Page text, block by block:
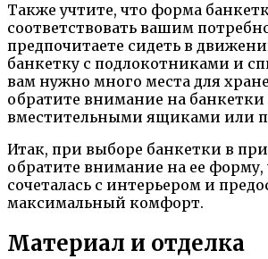
Также учтите, что форма
соответствовать вашим
предпочитаете сидеть в
банкетку с подлокотниками и
вам нужно много места для
обратите внимание на банкетки
вместительными ящиками или
Итак, при выборе банкетки в
обратите внимание на ее
сочеталась с интерьером и
максимальный комфорт.
Материал и отделка